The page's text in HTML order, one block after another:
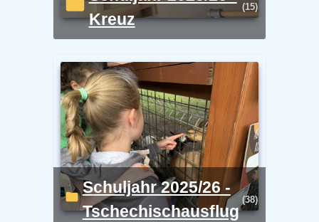
Kreuz
(15)
Schuljahr 2025/26 -
Tschechischausflug
(38)